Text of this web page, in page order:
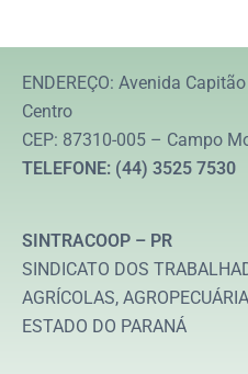
ENDEREÇO: Avenida
Centro
CEP: 87310-005 – Campo
TELEFONE: (44) 3525 7530
SINTRACOOP – PR
SINDICATO DOS
AGRÍCOLAS,
ESTADO DO PARANÁ